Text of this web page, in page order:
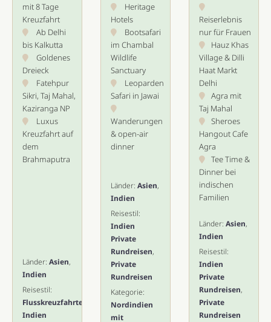
mit 8 Tage
Kreuzfahrt
Ab Delhi
bis Kalkutta
Goldenes
Dreieck
Fatehpur
Sikri, Taj Mahal,
Kaziranga NP
Luxus
Kreuzfahrt auf
dem
Brahmaputra
Länder: Asien,
Indien
Reisestil:
Flusskreuzfahrten
Indien
Heritage
Hotels
Bootsafari
im Chambal
Wildlife
Sanctuary
Leoparden
Safari in Jawai
Wanderungen
& open-air
dinner
Länder: Asien,
Indien
Reisestil:
Indien
Private
Rundreisen,
Private
Rundreisen
Kategorie:
Nordindien
mit
Reiserlebnis
nur für Frauen
Hauz Khas
Village & Dilli
Haat Markt
Delhi
Agra mit
Taj Mahal
Sheroes
Hangout Cafe
Agra
Tee Time &
Dinner bei
indischen
Familien
Länder: Asien,
Indien
Reisestil:
Indien
Private
Rundreisen,
Private
Rundreisen